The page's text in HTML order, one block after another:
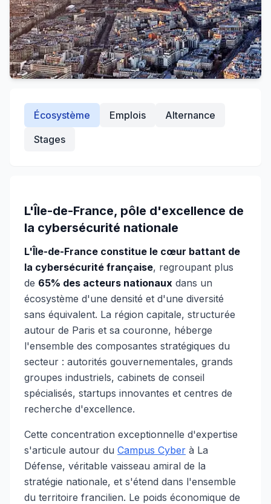
Écosystème Emplois
Alternance
Stages
L'Île-de-France, pôle d'excellence de
la cybersécurité nationale
L'Île-de-France constitue le cœur battant de
la cybersécurité française, regroupant plus
de 65% des acteurs nationaux dans un
écosystème d'une densité et d'une diversité
sans équivalent. La région capitale, structurée
autour de Paris et sa couronne, héberge
l'ensemble des composantes stratégiques du
secteur : autorités gouvernementales, grands
groupes industriels, cabinets de conseil
spécialisés, startups innovantes et centres de
recherche d'excellence.
Cette concentration exceptionnelle d'expertise
s'articule autour du Campus Cyber à La
Défense, véritable vaisseau amiral de la
stratégie nationale, et s'étend dans l'ensemble
du territoire francilien. Le poids économique de